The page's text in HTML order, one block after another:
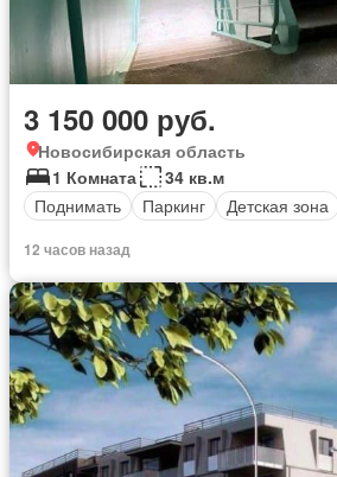
3 150 000 руб.
Новосибирская область
1 Комната
34 кв.м
Поднимать
Паркинг Детская зона
12 часов назад